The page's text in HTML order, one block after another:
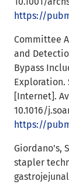
https://
Committee
and
Bypass
Exploration.
[Internet].
10.1016/
https://
Giordano's,
stapler